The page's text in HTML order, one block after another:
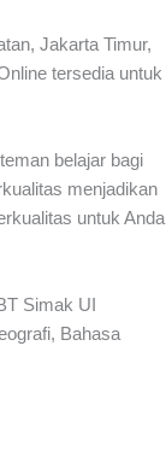
Jakarta Timur,
tersedia untuk
belajar bagi
menjadikan
untuk Anda
Simak UI
Bahasa